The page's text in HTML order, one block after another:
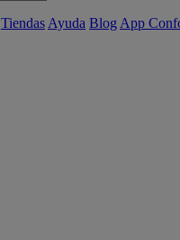
Tiendas Ayuda Blog App